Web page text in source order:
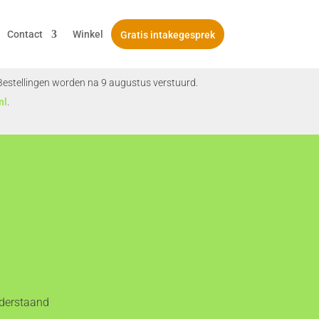
Contact Winkel Gratis intakegesprek
worden na 9 augustus verstuurd.